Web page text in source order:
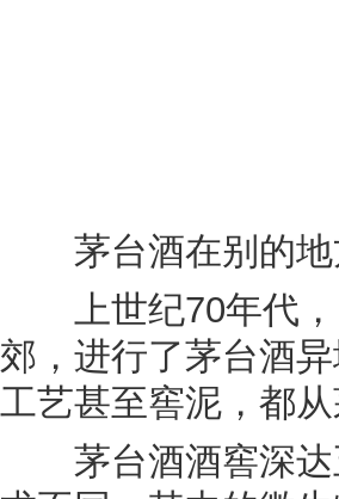
茅台酒在别的地
上世纪70年代，
郊，进行了茅台酒
工艺甚至窖泥，都
茅台酒酒窖深达